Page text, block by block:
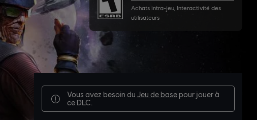
Achats intra-jeu, Interactivité des
utilisateurs
Vous avez besoin du Jeu de basepour jouer à
ce DLC.